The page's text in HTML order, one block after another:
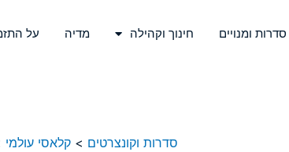
סדרות ומנויים חינוך וקהילה מדיה על
סדרות וקונצרטים > קלאסי עולמי